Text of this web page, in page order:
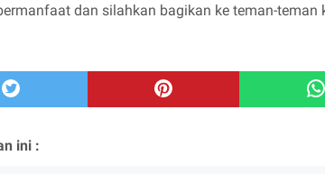
dan silahkan bagikan ke teman-teman
ini :